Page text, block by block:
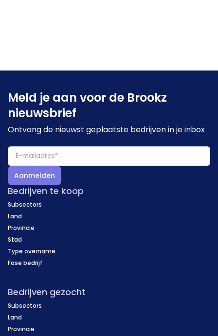
Meld je aan voor de Brookz
nieuwsbrief
Ontvang de nieuwst geplaatste bedrijven in je inbox
Aanmelden
Bedrijven te koop
Subsectors
Land
Provincie
Stad
Type overname
Fase bedrijf
Bedrijven gezocht
Subsectors
Land
Provincie